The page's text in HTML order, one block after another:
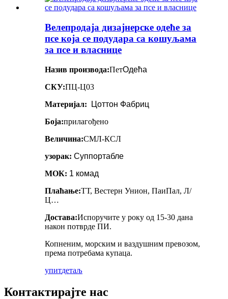
Велепродаја дизајнерске одеће за
псе која се подудара са кошуљама
за псе и власнице
Назив производа:ПетОдећа
СКУ:ПЦ-Ц03
Материјал:
Цоттон Фабриц
Боја:прилагођено
Величина:СМЛ-КСЛ
узорак: Суппортабле
МОК: 1 комад
Плаћање:ТТ, Вестерн Унион, ПаиПал, Л/
Ц…
Достава:Испоручите у року од 15-30 дана
након потврде ПИ.
Копненим, морским и ваздушним превозом,
према потребама купаца.
упитдетаљ
Контактирајте нас